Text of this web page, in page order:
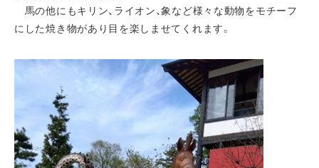
馬の他にもキリン、ライオン、象など様々な動物をモチーフ
にした焼き物があり目を楽しませてくれます。